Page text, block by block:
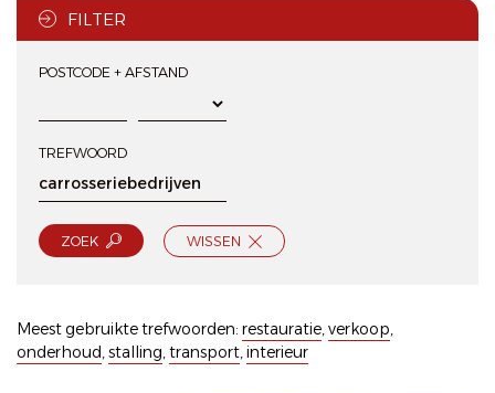
FILTER
POSTCODE + AFSTAND
TREFWOORD
ZOEK WISSEN
Meest gebruikte trefwoorden: restauratie,verkoop,
onderhoud,stalling,transport,interieur